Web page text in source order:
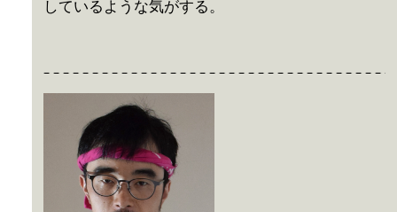
しているような気がする。